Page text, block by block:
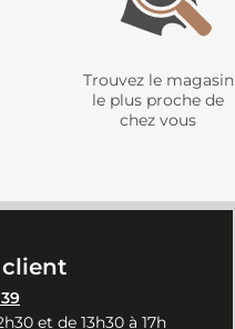
Trouvez le magasin
le plus proche de
chez vous
client
et de 13h30 à 17h